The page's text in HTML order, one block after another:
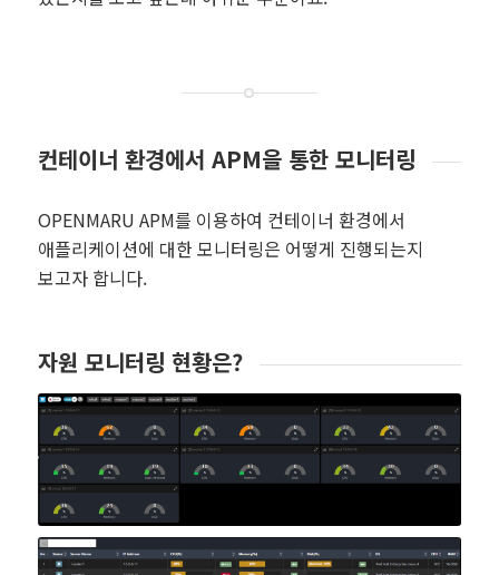
컨테이너 환경에서 APM을 통한 모니터링
OPENMARU APM를 이용하여 컨테이너 환경에서
애플리케이션에 대한 모니터링은 어떻게 진행되는지
보고자 합니다.
자원 모니터링 현황은?